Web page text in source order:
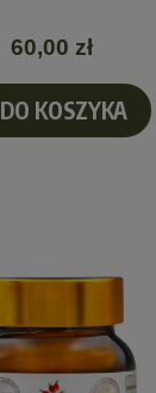
60,00 zł
DO KOSZYKA